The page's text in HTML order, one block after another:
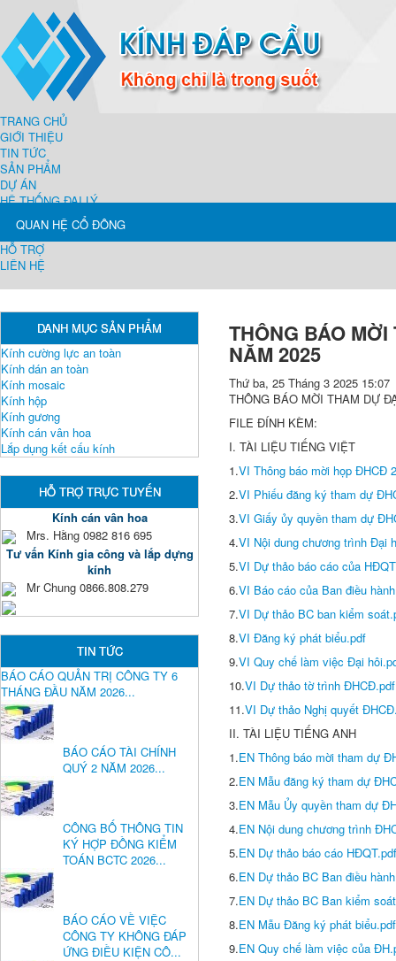
TRANG CHỦ
GIỚI THIỆU
TIN TỨC
SẢN PHẨM
DỰ ÁN
HỆ THỐNG ĐẠI LÝ
QUAN HỆ CỔ ĐÔNG
HỖ TRỢ
LIÊN HỆ
DANH MỤC SẢN PHẨM
Kính cường lực an toàn
Kính dán an toàn
Kính mosaic
Kính hộp
Kính gương
Kính cán vân hoa
Lắp dụng kết cấu kính
HỖ TRỢ TRỰC TUYẾN
Kính cán vân hoa
Mrs. Hằng 0982 816 695
Tư vấn Kính gia công và lắp dựng
kính
Mr Chung 0866.808.279
TIN TỨC
BÁO CÁO QUẢN TRỊ CÔNG TY 6
THÁNG ĐẦU NĂM 2026...
BÁO CÁO TÀI CHÍNH
QUÝ 2 NĂM 2026...
CÔNG BỐ THÔNG TIN
KÝ HỢP ĐỒNG KIỂM
TOÁN BCTC 2026...
BÁO CÁO VỀ VIỆC
CÔNG TY KHÔNG ĐÁP
ỨNG ĐIỀU KIỆN CÔ...
THÔNG BÁO
NĂM 2025
Thứ ba, 25 Tháng 3 2025 15:07
THÔNG BÁO MỜI THAM DỰ
FILE ĐÍNH KÈM:
I. TÀI LIỆU TIẾNG VIỆT
1.VI Thông báo mời họp ĐHCĐ
2.VI Phiếu đăng ký tham dự
3.VI Giấy ủy quyền tham dự
4.VI Nội dung chương trình Đại
5.VI Dự thảo báo cáo của
6.VI Báo cáo của Ban điều
7.VI Dự thảo BC ban kiểm
8.VI Đăng ký phát biểu.pdf
9.VI Quy chế làm việc Đại
10.VI Dự thảo tờ trình ĐHCĐ.pdf
11.VI Dự thảo Nghị quyết
II. TÀI LIỆU TIẾNG ANH
1.EN Thông báo mời tham dự
2.EN Mẫu đăng ký tham dự
3.EN Mẫu Ủy quyền tham dự
4.EN Nội dung chương trình
5.EN Dự thảo báo cáo HĐQT.pdf
6.EN Dự thảo BC Ban điều
7.EN Dự thảo BC Ban kiểm
8.EN Mẫu Đăng ký phát biểu.pdf
9.EN Quy chế làm việc của